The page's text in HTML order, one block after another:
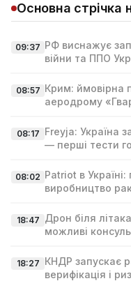
Основна стрічка
09:37 РФ виснажує
війни та ППО
08:57 Крим: ймовірна
аеродрому
08:17 Freyja: Україна
— перші тести
08:02 Patriot в
виробництво
18:47 Дрон біля
можливі
18:27 КНДР запускає
верифікація і